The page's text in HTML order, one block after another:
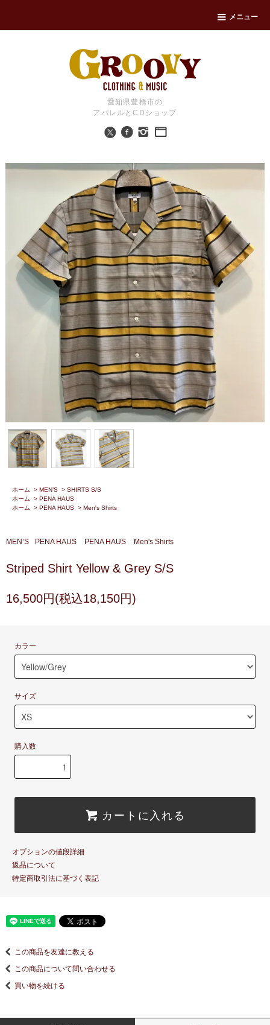
メニュー
愛知県豊橋市の
アパレルとCDショップ
ホーム > MEN’S > SHIRTS S/S
ホーム
> PENA HAUS
ホーム
> PENA HAUS > Men's Shirts
MEN’S PENA HAUS PENA HAUS Men's Shirts
Striped Shirt Yellow & Grey S/S
16,500円(税込18,150円)
カラー
サイズ
購入数
カートに入れる
オプションの値段詳細
返品について
特定商取引法に基づく表記
この商品を友達に教える
この商品について問い合わせる
買い物を続ける